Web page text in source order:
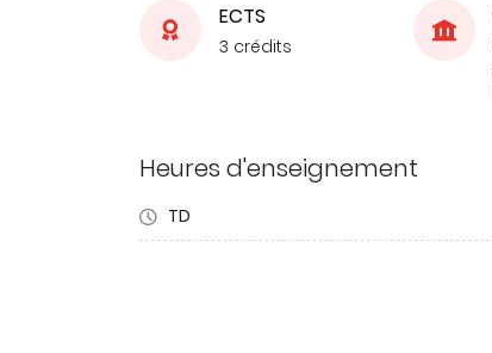
ECTS
3 crédits
Heures d'enseignement
TD